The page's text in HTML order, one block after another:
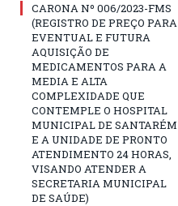
CARONA Nº 006/2023-FMS
(REGISTRO DE PREÇO PARA
EVENTUAL E FUTURA
AQUISIÇÃO DE
MEDICAMENTOS PARA A
MEDIA E ALTA
COMPLEXIDADE QUE
CONTEMPLE O HOSPITAL
MUNICIPAL DE SANTARÉM
E A UNIDADE DE PRONTO
ATENDIMENTO 24 HORAS,
VISANDO ATENDER A
SECRETARIA MUNICIPAL
DE SAÚDE)